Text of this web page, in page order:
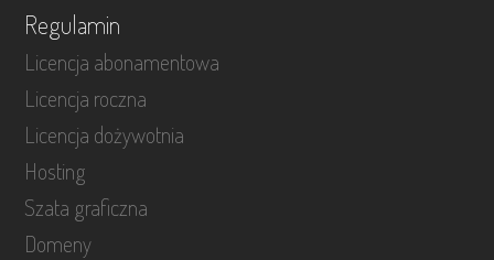
Regulamin
Licencja abonamentowa
Licencja roczna
Licencja dożywotnia
Hosting
Szata graficzna
Domeny